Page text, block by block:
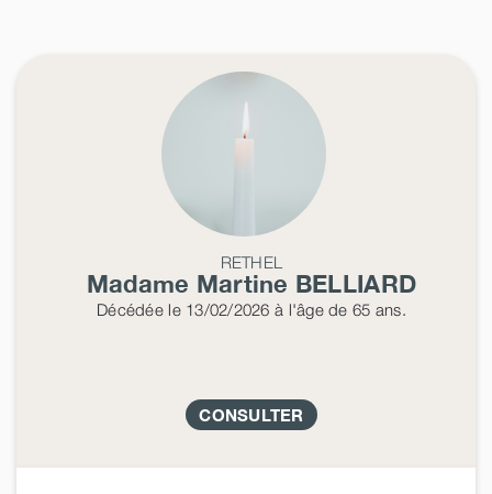
RETHEL
Madame Martine BELLIARD
Décédéele 13/02/2026 à l'âge de 65 ans.
CONSULTER